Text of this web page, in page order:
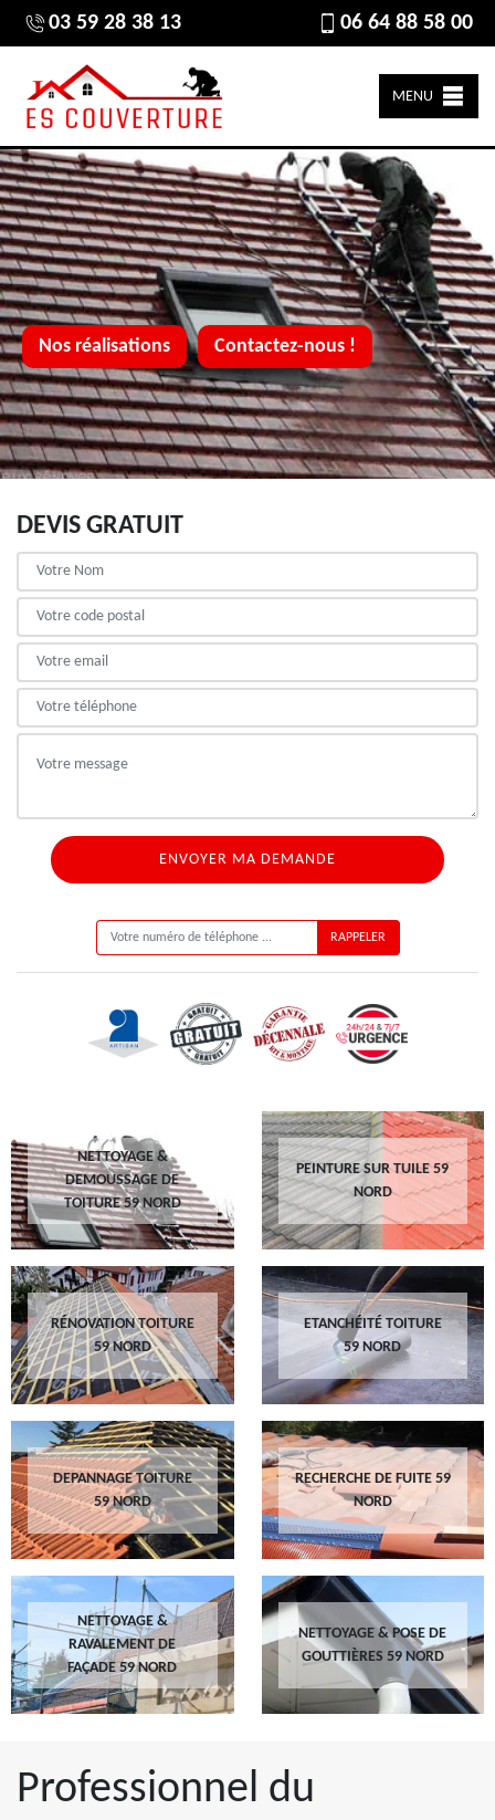
03 59 28 38 13 06 64 88 58 00
MENU
Nos réalisations Contactez-nous !
DEVIS GRATUIT
NETTOYAGE &
DEMOUSSAGE DE
TOITURE 59 NORD
PEINTURE SUR TUILE 59
NORD
RÉNOVATION TOITURE
59 NORD
ETANCHÉITÉ TOITURE
59 NORD
DEPANNAGE TOITURE
59 NORD
RECHERCHE DE FUITE 59
NORD
NETTOYAGE &
RAVALEMENT DE
FAÇADE 59 NORD
NETTOYAGE & POSE DE
GOUTTIÈRES 59 NORD
Professionnel du